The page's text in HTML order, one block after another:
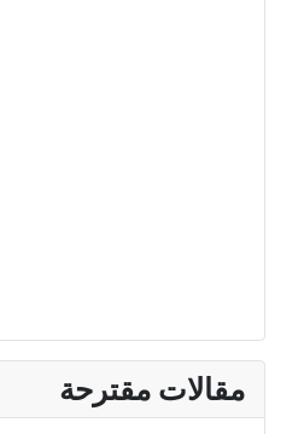
مقالات مقترحة